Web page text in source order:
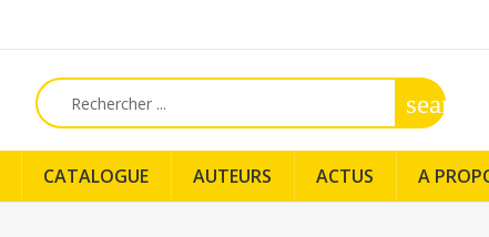
search
CATALOGUE AUTEURS ACTUS A